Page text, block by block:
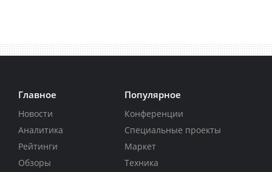
Главное
Новости
Аналитика
Рейтинги
Обзоры
Популярное
Конференции
Специальные проекты
Маркет
Техника